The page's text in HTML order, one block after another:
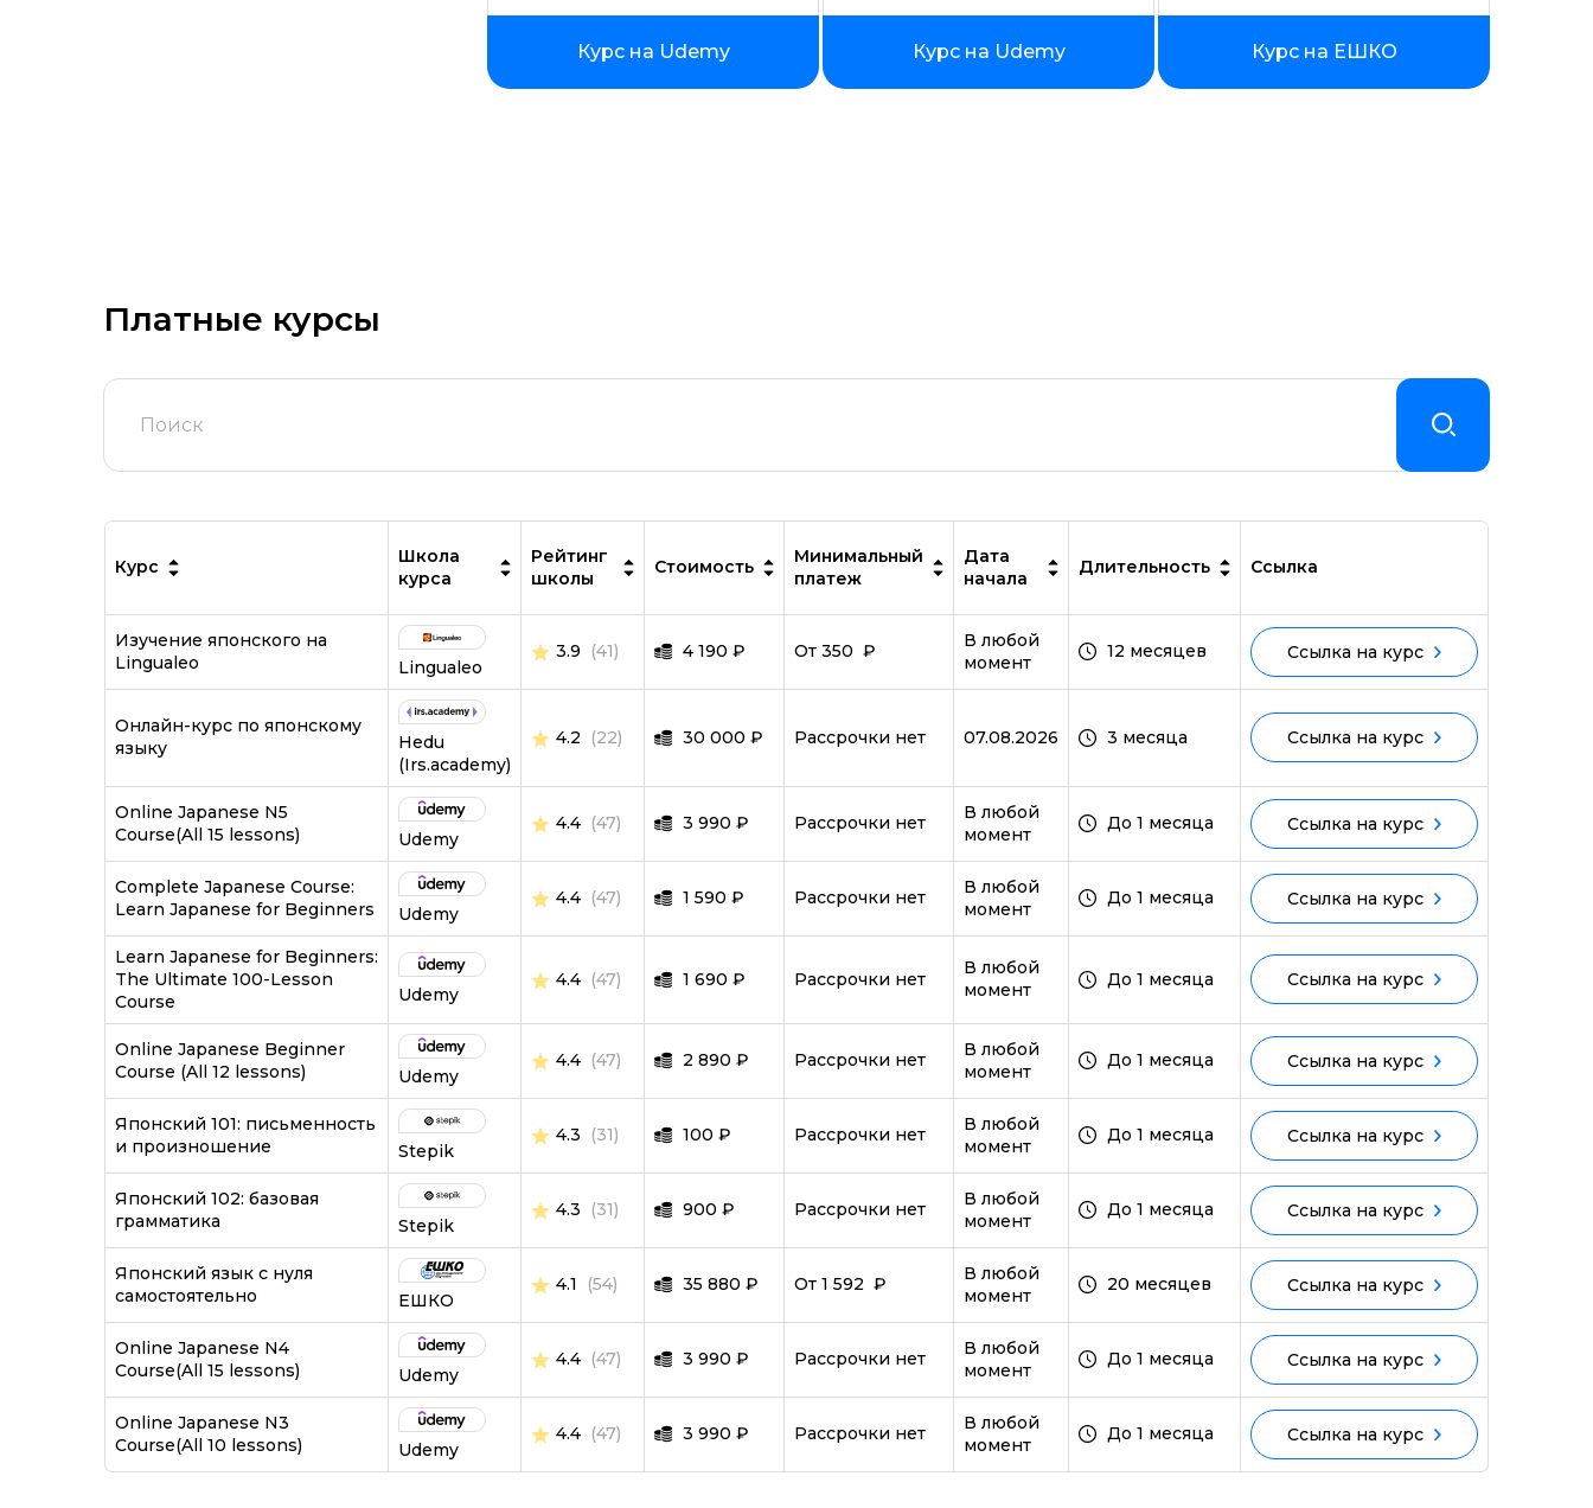
Vue JS
Ruby
PostgreSQL
Программирование дронов
Робототехника и мехатроника
Тестировщик игр
TypeScript
Языки программирования
VBA Excel
Работа с офисными программами
Управление
Управление разработкой и IT
Product-менеджмент
Project-менеджмент
Финансы для руководителей
Руководство маркетингом
Курс на Udemy Курс на Udemy Курс на ЕШКО
Платные курсы
Курс
Школа
курса
Рейтинг
школы
Стоимость
Минимальный
платеж
Дата
начала
Длительность Ссылка
Изучение японского на
Lingualeo
Lingualeo
3.9 (41) 4 190 ₽ От 350 ₽
В любой
момент
12 месяцев Ссылка на курс
Онлайн-курс по японскому
языку
Hedu
(Irs.academy)
4.2 (22) 30 000 ₽ Рассрочки нет 07.08.2026 3 месяца Ссылка на курс
Online Japanese N5
Course(All 15 lessons)
Udemy
4.4 (47) 3 990 ₽ Рассрочки нет
В любой
момент
До 1 месяца Ссылка на курс
Complete Japanese Course:
Learn Japanese for Beginners
Udemy
4.4 (47) 1 590 ₽ Рассрочки нет
В любой
момент
До 1 месяца Ссылка на курс
Learn Japanese for Beginners:
The Ultimate 100-Lesson
Course
Udemy
4.4 (47) 1 690 ₽ Рассрочки нет
В любой
момент
До 1 месяца Ссылка на курс
Online Japanese Beginner
Course (All 12 lessons)
Udemy
4.4 (47) 2 890 ₽ Рассрочки нет
В любой
момент
До 1 месяца Ссылка на курс
Японский 101: письменность
и произношение
Stepik
4.3 (31) 100 ₽ Рассрочки нет
В любой
момент
До 1 месяца Ссылка на курс
Японский 102: базовая
грамматика
Stepik
4.3 (31) 900 ₽ Рассрочки нет
В любой
момент
До 1 месяца Ссылка на курс
Японский язык с нуля
самостоятельно
ЕШКО
4.1 (54) 35 880 ₽ От 1 592 ₽
В любой
момент
20 месяцев Ссылка на курс
Online Japanese N4
Course(All 15 lessons)
Udemy
4.4 (47) 3 990 ₽ Рассрочки нет
В любой
момент
До 1 месяца Ссылка на курс
Online Japanese N3
Course(All 10 lessons)
Udemy
4.4 (47) 3 990 ₽ Рассрочки нет
В любой
момент
До 1 месяца Ссылка на курс